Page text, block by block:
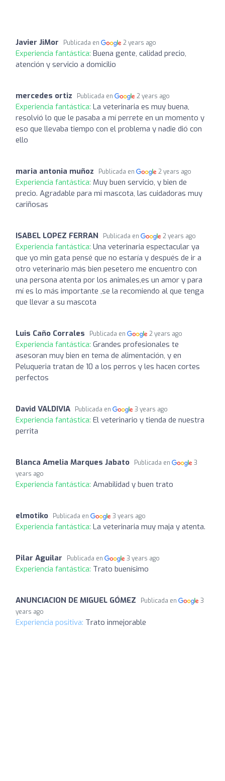
Javier JiMor Publicada en 2 years ago
Experiencia fantástica: Buena gente, calidad precio,
atención y servicio a domicilio
mercedes ortiz Publicada en 2 years ago
Experiencia fantástica: La veterinaria es muy buena,
resolvió lo que le pasaba a mí perrete en un momento y
eso que llevaba tiempo con el problema y nadie dió con
ello
maria antonia muñoz Publicada en 2 years ago
Experiencia fantástica: Muy buen servicio, y bien de
precio. Agradable para mi mascota, las cuidadoras muy
cariñosas
ISABEL LOPEZ FERRAN Publicada en 2 years ago
Experiencia fantástica: Una veterinaria espectacular ya
que yo min gata pensé que no estaría y después de ir a
otro veterinario más bien pesetero me encuentro con
una persona atenta por los animales,es un amor y para
mí es lo más importante ,se la recomiendo al que tenga
que llevar a su mascota
Luis Caño Corrales Publicada en 2 years ago
Experiencia fantástica: Grandes profesionales te
asesoran muy bien en tema de alimentación, y en
Peluqueria tratan de 10 a los perros y les hacen cortes
perfectos
David VALDIVIA Publicada en 3 years ago
Experiencia fantástica: El veterinario y tienda de nuestra
perrita
Blanca Amelia Marques Jabato Publicada en
3
years ago
Experiencia fantástica: Amabilidad y buen trato
elmotiko Publicada en 3 years ago
Experiencia fantástica: La veterinaria muy maja y atenta.
Pilar Aguilar Publicada en 3 years ago
Experiencia fantástica: Trato buenísimo
ANUNCIACION DE MIGUEL GÓMEZ Publicada en
3
years ago
Experiencia positiva: Trato inmejorable